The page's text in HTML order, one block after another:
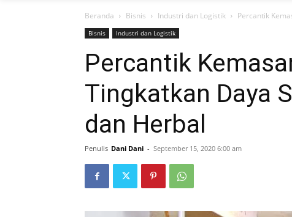
Beranda Bisnis Industri dan Logistik Percantik
Bisnis Industri dan Logistik
Percantik
Tingkatkan Daya
dan Herbal
Penulis Dani Dani - September 15, 2020 6:00 am